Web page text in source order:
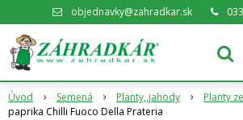
objednavky@zahradkar.sk
Úvod Semená Planty,,jahody Planty
paprika Chilli Fuoco Della Prateria